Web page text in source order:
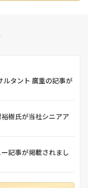
ルタント 廣重の記事が
樹氏が当社シニアア
記事が掲載されまし